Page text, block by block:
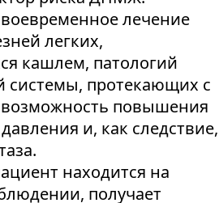
лечение
легких,
кашлем, патологий
системы, протекающих с
повышения
и, как следствие,
находится на
получает